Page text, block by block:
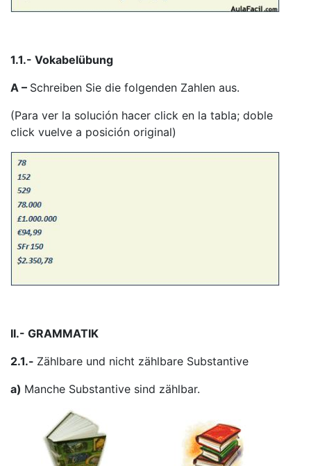
1.1.- Vokabelübung
A – Schreiben Sie die folgenden Zahlen aus.
(Para ver la solución hacer click en la tabla; doble
click vuelve a posición original)
II.- GRAMMATIK
2.1.- Zählbare und nicht zählbare Substantive
a) Manche Substantive sind zählbar.